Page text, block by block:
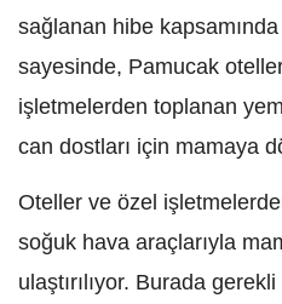
sağlanan hibe
sayesinde, Pamucak
işletmelerden toplanan
can dostları için mamaya
Oteller ve özel
soğuk hava araçlarıyla
ulaştırılıyor. Burada